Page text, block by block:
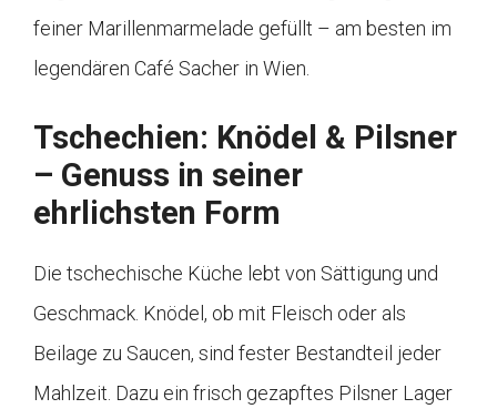
feiner Marillenmarmelade gefüllt – am besten im
legendären Café Sacher in Wien.
Tschechien: Knödel & Pilsner
– Genuss in seiner
ehrlichsten Form
Die tschechische Küche lebt von Sättigung und
Geschmack. Knödel, ob mit Fleisch oder als
Beilage zu Saucen, sind fester Bestandteil jeder
Mahlzeit. Dazu ein frisch gezapftes Pilsner Lager